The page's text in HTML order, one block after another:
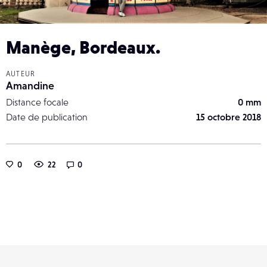
Manège, Bordeaux.
AUTEUR
Amandine
Distance focale
0 mm
Date de publication
15 octobre 2018
0 22 0